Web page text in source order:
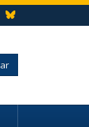
Instagram
Bluesky